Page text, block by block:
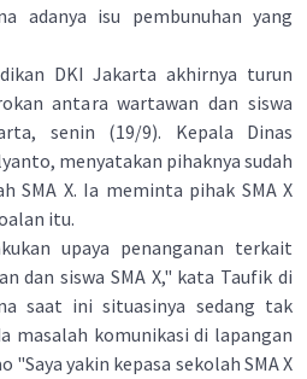
adanya isu pembunuhan yang
DKI Jakarta akhirnya turun
antara wartawan dan siswa
senin (19/9). Kepala Dinas
menyatakan pihaknya sudah
SMA X. Ia meminta pihak SMA X
itu.
upaya penanganan terkait
dan siswa SMA X," kata Taufik di
saat ini situasinya sedang tak
masalah komunikasi di lapangan
"Saya yakin kepasa sekolah SMA X